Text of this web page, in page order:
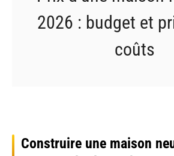
2026 : budget et
coûts
Construire une maison